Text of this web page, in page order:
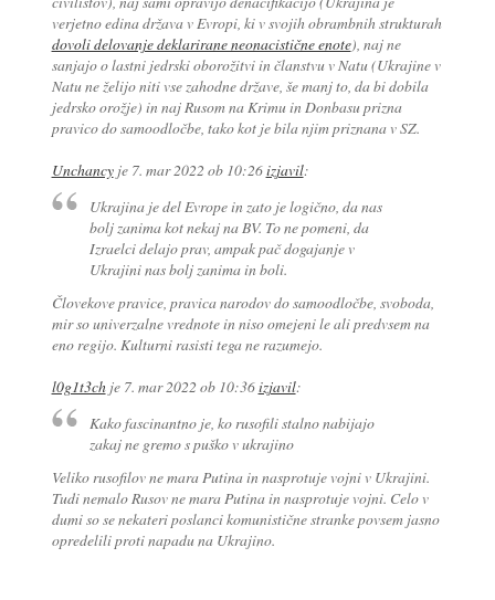
verjetno edina država v Evropi, ki v svojih obrambnih strukturah
dovoli delovanje deklarirane neonacistične enote), naj ne
sanjajo o lastni jedrski oborožitvi in članstvu v Natu (Ukrajine v
Natu ne želijo niti vse zahodne države, še manj to, da bi dobila
jedrsko orožje) in naj Rusom na Krimu in Donbasu prizna
pravico do samoodločbe, tako kot je bila njim priznana v SZ.
Unchancyje 7. mar 2022 ob 10:26izjavil:
Ukrajina je del Evrope in zato je logično, da nas
bolj zanima kot nekaj na BV. To ne pomeni, da
Izraelci delajo prav, ampak pač dogajanje v
Ukrajini nas bolj zanima in boli.
Človekove pravice, pravica narodov do samoodločbe, svoboda,
mir so univerzalne vrednote in niso omejeni le ali predvsem na
eno regijo. Kulturni rasisti tega ne razumejo.
l0g1t3chje 7. mar 2022 ob 10:36izjavil:
Kako fascinantno je, ko rusofili stalno nabijajo
zakaj ne gremo s puško v ukrajino
Veliko rusofilov ne mara Putina in nasprotuje vojni v Ukrajini.
Tudi nemalo Rusov ne mara Putina in nasprotuje vojni. Celo v
dumi so se nekateri poslanci komunistične stranke povsem jasno
opredelili proti napadu na Ukrajino.